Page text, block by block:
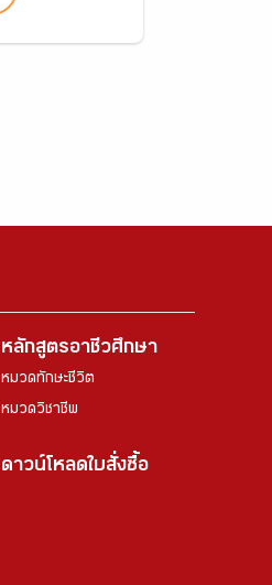
หลักสูตรอาชีวศึกษา
หมวดทักษะชีวิต
หมวดวิชาชีพ
ดาวน์โหลดใบสั่งซื้อ